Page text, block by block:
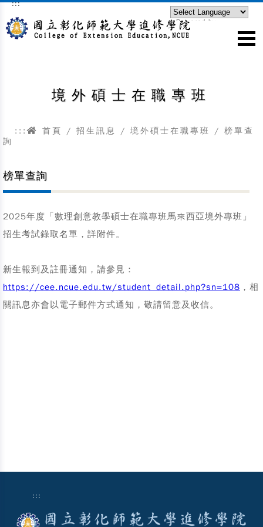
跳到主要內容區塊
:::
Powered by
境外碩士在職專班
::: 首頁 / 招生訊息 / 境外碩士在職專班
/ 榜單查
詢
榜單查詢
2025年度「數理創意教學碩士在職專班馬來西亞境外專班」
招生考試錄取名單，詳附件。
新生報到及註冊通知，請參見：
https://cee.ncue.edu.tw/student_detail.php?sn=108 ，相
關訊息亦會以電子郵件方式通知，敬請留意及收信。
:::